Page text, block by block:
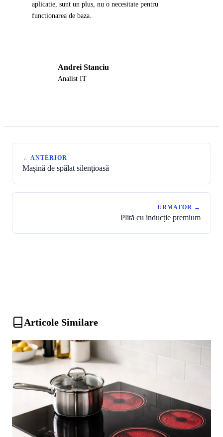
aplicatie, sunt un plus, nu o necesitate pentru
functionarea de baza.
Andrei Stanciu
Analist IT
← ANTERIOR
Mașină de spălat silențioasă
URMATOR →
Plită cu inducție premium
Articole Similare